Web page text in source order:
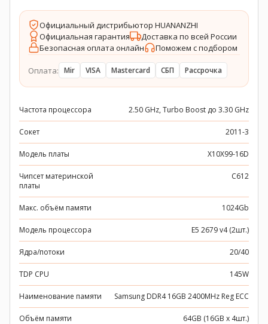
Официальный дистрибьютор HUANANZHI
Официальная гарантия
Доставка по всей России
Безопасная оплата онлайн
Поможем с подбором
Оплата: Mir VISA Mastercard СБП Рассрочка
Частота процессора 2.50 GHz, Turbo Boost до 3.30 GHz
Сокет 2011-3
Модель платы X10X99-16D
Чипсет материнской
платы
C612
Макс. объём памяти 1024Gb
Модель процессора E5 2679 v4 (2шт.)
Ядра/потоки 20/40
TDP CPU 145W
Наименование памяти Samsung DDR4 16GB 2400MHz Reg ECC
Объём памяти 64GB (16GB x 4шт.)